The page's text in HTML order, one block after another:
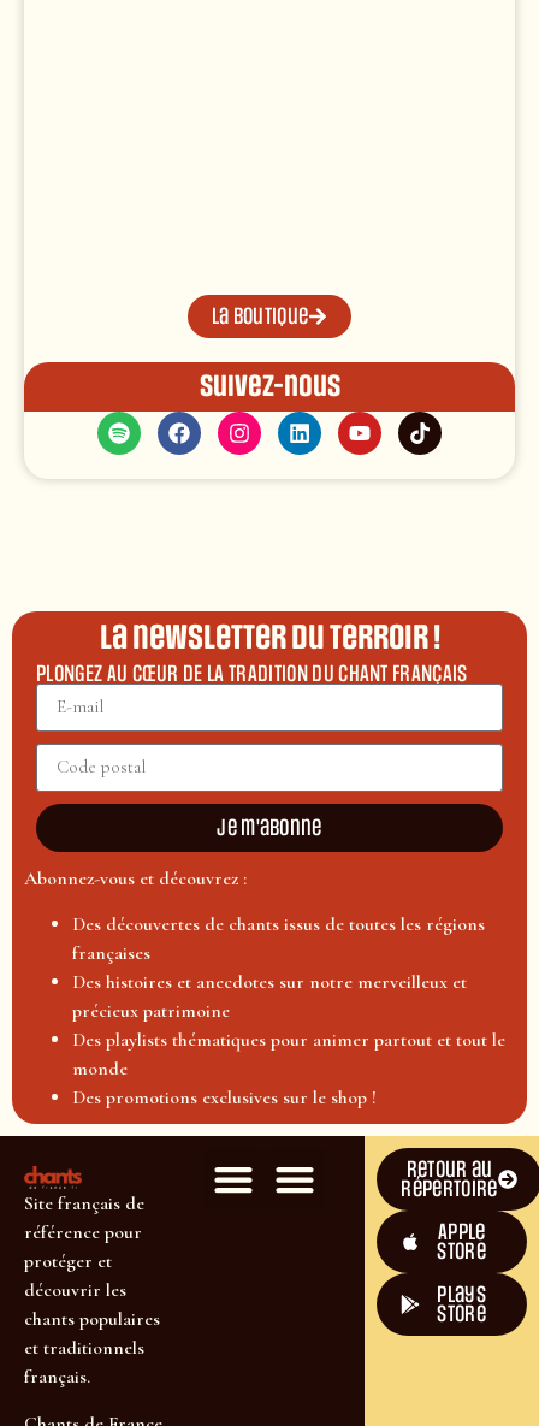
La boutique
Suivez-nous
La newsletter du terroir !
PLONGEZ AU CŒUR DE LA TRADITION DU CHANT FRANÇAIS
Je m'abonne
Abonnez-vous et découvrez :
Des découvertes de chants issus de toutes les régions
françaises
Des histoires et anecdotes sur notre merveilleux et
précieux patrimoine
Des playlists thématiques pour animer partout et tout le
monde
Des promotions exclusives sur le shop !
Site français de
référence pour
protéger et
découvrir les
chants populaires
et traditionnels
français.
Retour au
répertoire
Apple
Store
plays
store